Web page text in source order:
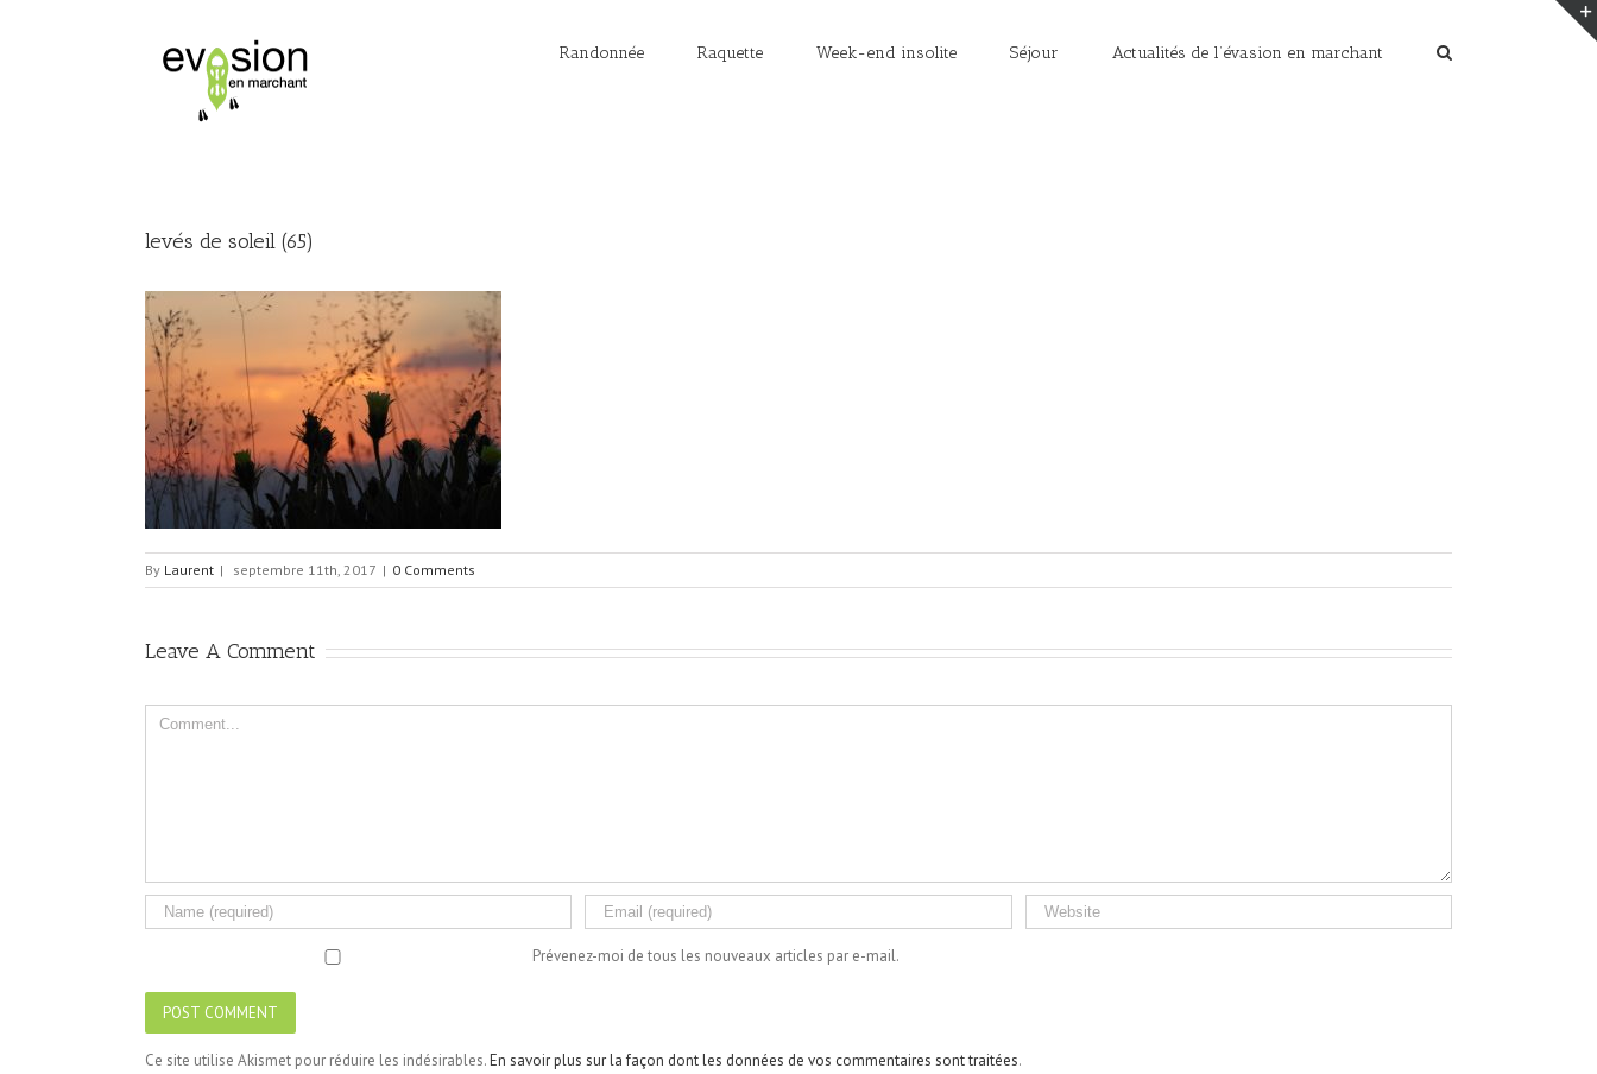
Randonnée Raquette Week-end insolite Séjour Actualités de l’évasion en marchant
levés de soleil (65)
By Laurent | septembre 11th, 2017 | 0 Comments
Leave A Comment
Comment
Prévenez-moi de tous les nouveaux articles par e-mail.
Ce site utilise Akismet pour réduire les indésirables.En savoir plus sur la façon dont les données de vos commentaires sont traitées.